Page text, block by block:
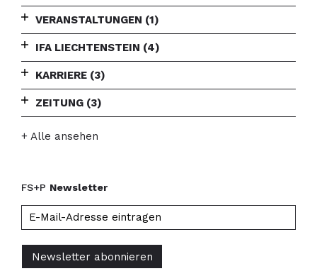
VERANSTALTUNGEN (1)
IFA LIECHTENSTEIN (4)
KARRIERE (3)
ZEITUNG (3)
+ Alle ansehen
FS+P Newsletter